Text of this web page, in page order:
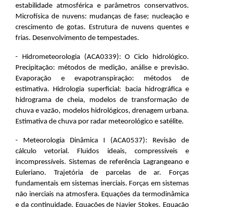
estabilidade atmosférica e parâmetros conservativos.
Microfísica de nuvens: mudanças de fase; nucleação e
crescimento de gotas. Estrutura de nuvens quentes e
frias. Desenvolvimento de tempestades.
- Hidrometeorologia (ACA0339): O Ciclo hidrológico.
Precipitação: métodos de medição, análise e previsão.
Evaporação e evapotranspiração: métodos de
estimativa. Hidrologia superficial: bacia hidrográfica e
hidrograma de cheia, modelos de transformação de
chuva e vazão, modelos hidrológicos, drenagem urbana.
Estimativa de chuva por radar meteorológico e satélite.
- Meteorologia Dinâmica I (ACA0537): Revisão de
cálculo vetorial. Fluidos ideais, compressíveis e
incompressíveis. Sistemas de referência Lagrangeano e
Euleriano. Trajetória de parcelas de ar. Forças
fundamentais em sistemas inerciais. Forças em sistemas
não inerciais na atmosfera. Equações da termodinâmica
e da continuidade. Equações de Navier Stokes. Equação